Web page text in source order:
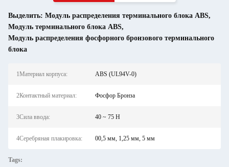
Выделить: Модуль распределения терминального блока ABS,
Модуль терминального блока ABS,
Модуль распределения фосфорного бронзового терминального
блока
1Материал корпуса: ABS (UL94V-0)
2Контактный материал: Фосфор Бронза
3Сила ввода: 40 ~ 75 Н
4Серебряная плакировка: 00,5 мм, 1,25 мм, 5 мм
Tags: